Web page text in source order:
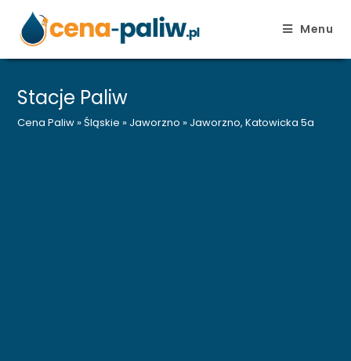
content
Menu
Stacje Paliw
Cena Paliw »Śląskie » Jaworzno » Jaworzno, Katowicka 5a